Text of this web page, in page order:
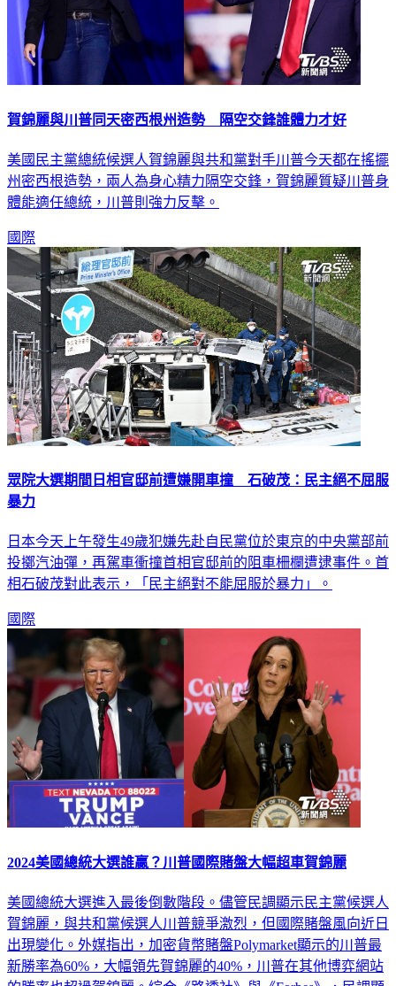
賀錦麗與川普同天密西根州造勢 隔空交鋒誰體力才好
美國民主黨總統候選人賀錦麗與共和黨對手川普今天都在搖擺
州密西根造勢，兩人為身心精力隔空交鋒，賀錦麗質疑川普身
體能適任總統，川普則強力反擊。
國際
眾院大選期間日相官邸前遭嫌開車撞 石破茂：民主絕不屈服
暴力
日本今天上午發生49歲犯嫌先赴自民黨位於東京的中央黨部前
投擲汽油彈，再駕車衝撞首相官邸前的阻車柵欄遭逮事件。首
相石破茂對此表示，「民主絕對不能屈服於暴力」。
國際
2024美國總統大選誰贏？川普國際賭盤大幅超車賀錦麗
美國總統大選進入最後倒數階段。儘管民調顯示民主黨候選人
賀錦麗，與共和黨候選人川普競爭激烈，但國際賭盤風向近日
出現變化。外媒指出，加密貨幣賭盤Polymarket顯示的川普最
新勝率為60%，大幅領先賀錦麗的40%，川普在其他博弈網站